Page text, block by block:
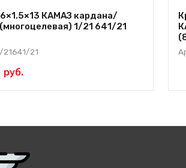
КАМАЗ кардана/
1/21 641/21
21641/21
руб.